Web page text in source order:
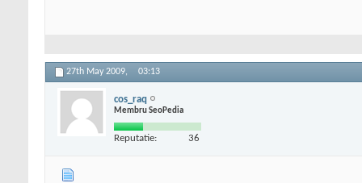
27th May 2009, 03:13
cos_raq
Membru SeoPedia
Reputatie: 36